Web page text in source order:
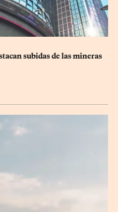
subidas de las mineras